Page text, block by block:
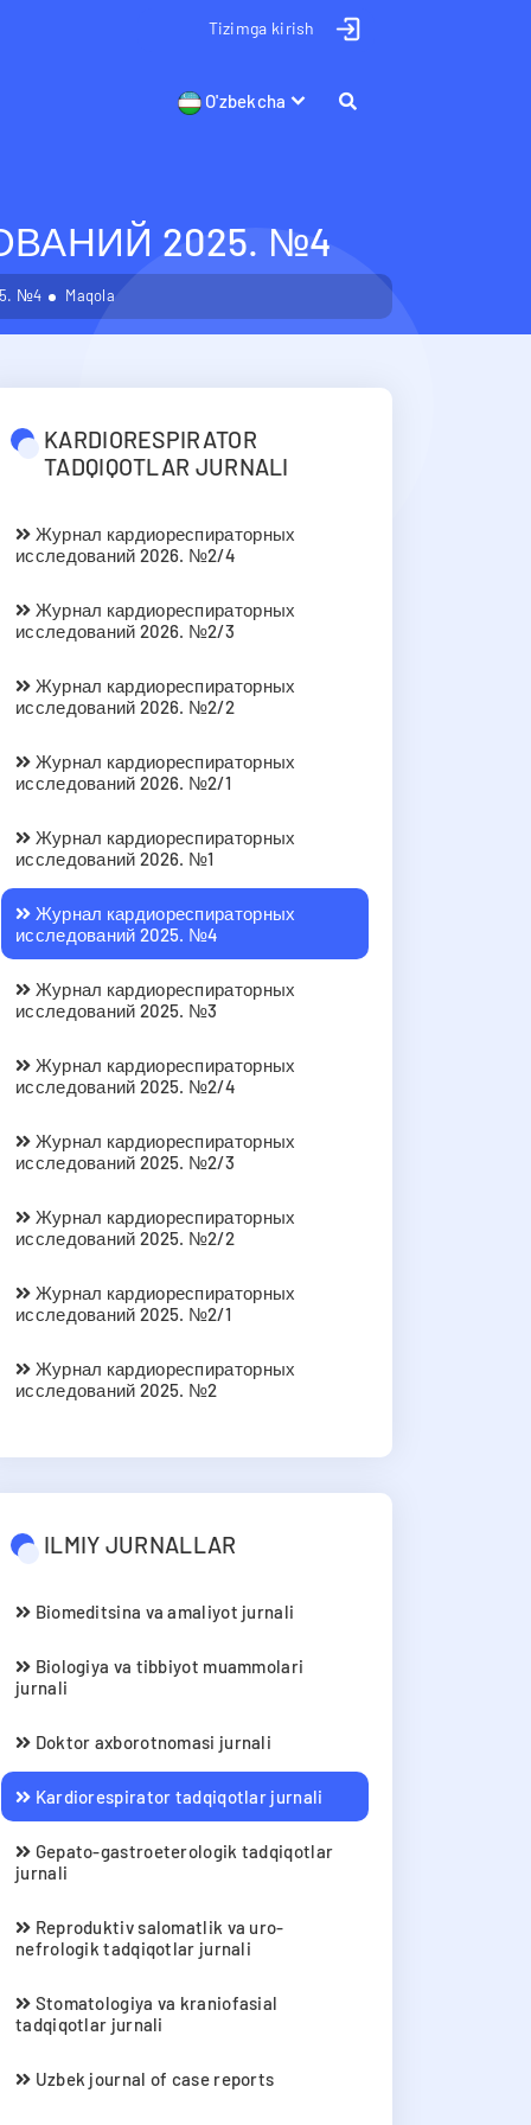
Tizimga kirish
O'zbekcha
2025. №4
№4 Maqola
KARDIORESPIRATOR
TADQIQOTLAR JURNALI
Журнал кардиореспираторных
исследований 2026. №2/4
Журнал кардиореспираторных
исследований 2026. №2/3
Журнал кардиореспираторных
исследований 2026. №2/2
Журнал кардиореспираторных
исследований 2026. №2/1
Журнал кардиореспираторных
исследований 2026. №1
Журнал кардиореспираторных
исследований 2025. №4
Журнал кардиореспираторных
исследований 2025. №3
Журнал кардиореспираторных
исследований 2025. №2/4
Журнал кардиореспираторных
исследований 2025. №2/3
Журнал кардиореспираторных
исследований 2025. №2/2
Журнал кардиореспираторных
исследований 2025. №2/1
Журнал кардиореспираторных
исследований 2025. №2
ILMIY JURNALLAR
Biomeditsina va amaliyot jurnali
Biologiya va tibbiyot muammolari
jurnali
Doktor axborotnomasi jurnali
Kardiorespirator tadqiqotlar jurnali
Gepato-gastroeterologik tadqiqotlar
jurnali
Reproduktiv salomatlik va uro-
nefrologik tadqiqotlar jurnali
Stomatologiya va kraniofasial
tadqiqotlar jurnali
Uzbek journal of case reports